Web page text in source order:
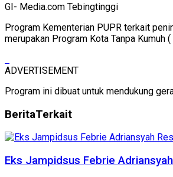
GI- Media.com Tebingtinggi
Program Kementerian PUPR terkait
merupakan Program Kota Tanpa Kumuh (
ADVERTISEMENT
Program ini dibuat untuk mendukung
BeritaTerkait
‎Eks Jampidsus Febrie